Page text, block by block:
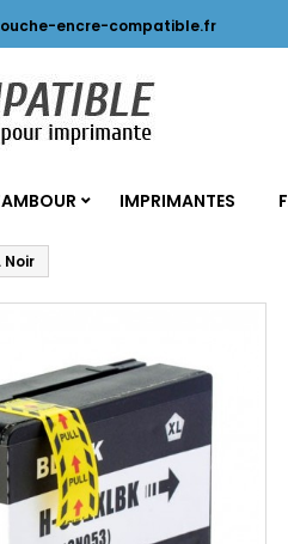
encre-compatible.fr
IMPRIMANTES
Noir